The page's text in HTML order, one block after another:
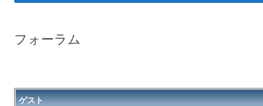
フォーラム
ゲスト